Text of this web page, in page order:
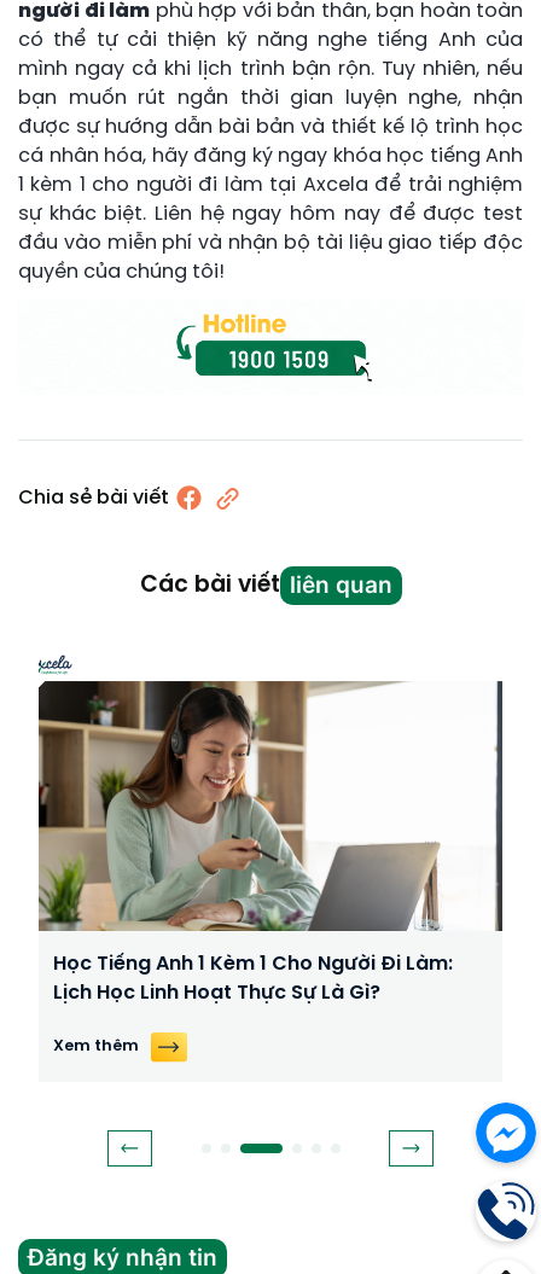
người đi làm phù hợp với bản thân, bạn hoàn toàn
có thể tự cải thiện kỹ năng nghe tiếng Anh của
mình ngay cả khi lịch trình bận rộn. Tuy nhiên, nếu
bạn muốn rút ngắn thời gian luyện nghe, nhận
được sự hướng dẫn bài bản và thiết kế lộ trình học
cá nhân hóa, hãy đăng ký ngay khóa học tiếng Anh
1 kèm 1 cho người đi làm tại Axcela để trải nghiệm
sự khác biệt. Liên hệ ngay hôm nay để được test
đầu vào miễn phí và nhận bộ tài liệu giao tiếp độc
quyền của chúng tôi!
Chia sẻ bài viết
Các bài viết liên quan
Học Tiếng Anh 1 Kèm 1 Cho Người Đi Làm:
Lịch Học Linh Hoạt Thực Sự Là Gì?
Xem thêm
Đăng ký nhận tin